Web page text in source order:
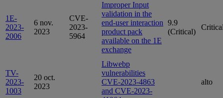
1E-
2023-
2006
6 nov.
2023
CVE-
2023-
5964
Improper Input
validation in the
end-user interaction
product pack
available on the 1E
exchange
9.9
(Critical)
TV-
2023-
1003
20 oct.
2023
Libwebp
vulnerabilities
CVE-2023-4863
and CVE-2023-
alto